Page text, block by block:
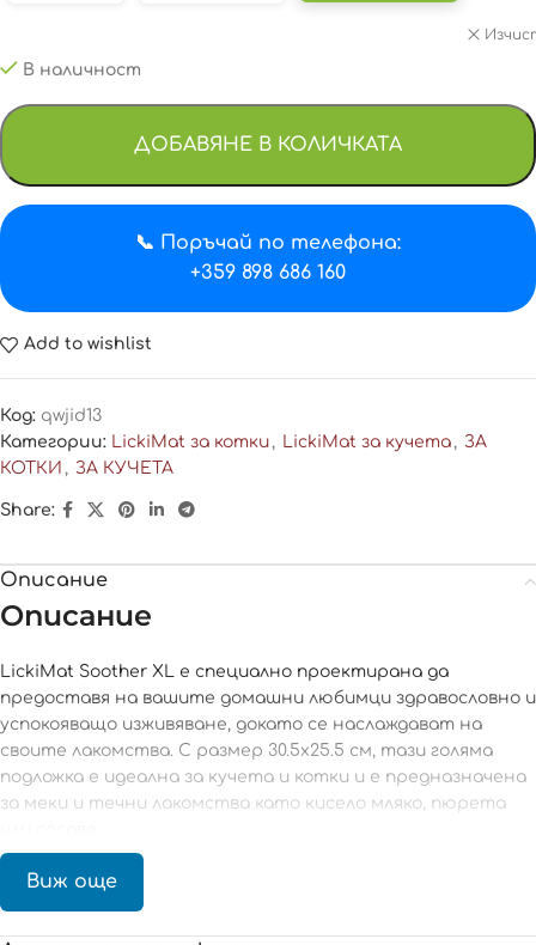
В наличност
ДОБАВЯНЕ В КОЛИЧКАТА
📞 Поръчай по телефона:
+359 898 686 160
Add to wishlist
Код: qwjid13
Категории:
LickiMat за котки , LickiMat за кучета , ЗА
КОТКИ , ЗА КУЧЕТА
Share:
Описание
Описание
LickiMat Soother XL е специално проектирана да
предоставя на вашите домашни любимци здравословно и
успокояващо изживяване, докато се наслаждават на
своите лакомства. С размер 30.5х25.5 см, тази голяма
подложка е идеална за кучета и котки и е предназначена
за меки и течни лакомства като кисело мляко, пюрета
Изработена от безопасна, нетоксична термопластична
гума (food grade TPR), LickiMat Soother XL е перфектният
избор за забавление, хранене и грижа за здравето на
Виж още